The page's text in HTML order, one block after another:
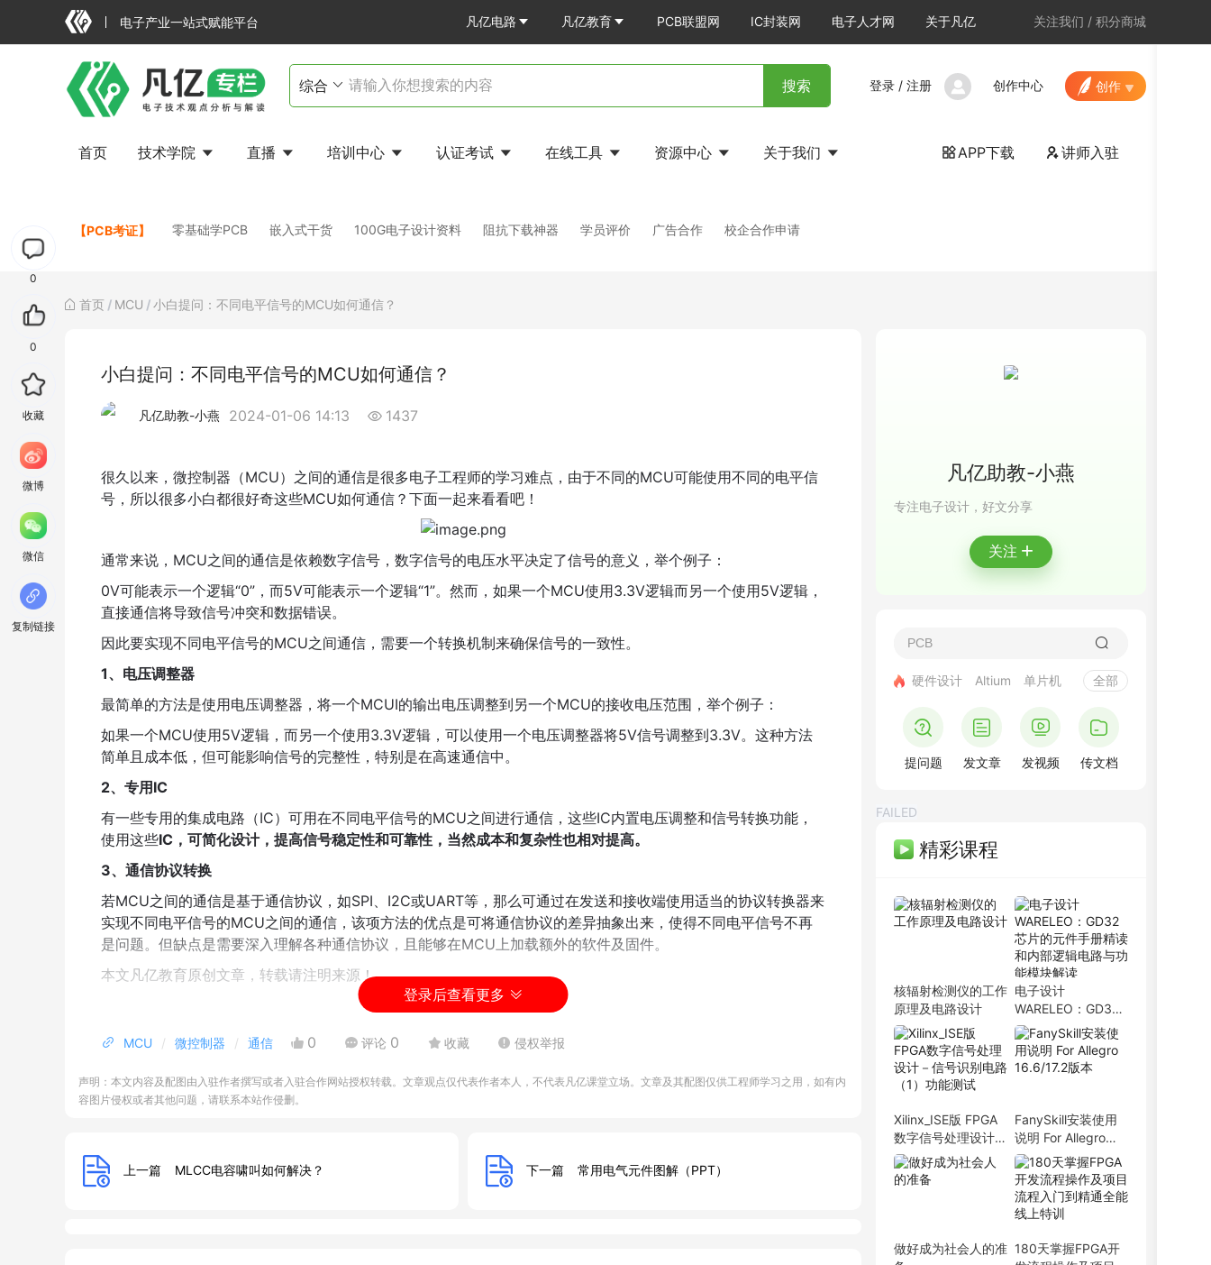
0
0
收藏
微博
微信
复制链接
电子产业一站式赋能平台 凡亿电路 凡亿教育 PCB联盟网 IC封装网 电子人才网 关于凡亿 关注我们 / 积分商城
搜索 登录 / 注册 创作中心 创作
首页 技术学院 直播 培训中心 认证考试 在线工具 资源中心 关于我们 APP下载 讲师入驻
【PCB考证】 零基础学PCB 嵌入式干货 100G电子设计资料 阻抗下载神器 学员评价 广告合作 校企合作申请
首页 / MCU /小白提问：不同电平信号的MCU如何通信？
小白提问：不同电平信号的MCU如何通信？
凡亿助教-小燕 2024-01-06 14:13 1437
很久以来，微控制器（MCU）之间的通信是很多电子工程师的学习难点，由于不同的MCU可能使用不同的电平信
号，所以很多小白都很好奇这些MCU如何通信？下面一起来看看吧！
通常来说，MCU之间的通信是依赖数字信号，数字信号的电压水平决定了信号的意义，举个例子：
0V可能表示一个逻辑“0”，而5V可能表示一个逻辑“1”。然而，如果一个MCU使用3.3V逻辑而另一个使用5V逻辑，
直接通信将导致信号冲突和数据错误。
因此要实现不同电平信号的MCU之间通信，需要一个转换机制来确保信号的一致性。
1、电压调整器
最简单的方法是使用电压调整器，将一个MCUI的输出电压调整到另一个MCU的接收电压范围，举个例子：
如果一个MCU使用5V逻辑，而另一个使用3.3V逻辑，可以使用一个电压调整器将5V信号调整到3.3V。这种方法
简单且成本低，但可能影响信号的完整性，特别是在高速通信中。
2、专用IC
有一些专用的集成电路（IC）可用在不同电平信号的MCU之间进行通信，这些IC内置电压调整和信号转换功能，
使用这些IC，可简化设计，提高信号稳定性和可靠性，当然成本和复杂性也相对提高。
3、通信协议转换
若MCU之间的通信是基于通信协议，如SPI、I2C或UART等，那么可通过在发送和接收端使用适当的协议转换器来
实现不同电平信号的MCU之间的通信，该项方法的优点是可将通信协议的差异抽象出来，使得不同电平信号不再
是问题。但缺点是需要深入理解各种通信协议，且能够在MCU上加载额外的软件及固件。
本文凡亿教育原创文章，转载请注明来源！
登录后查看更多
MCU 微控制器 通信 0 评论 0 收藏 侵权举报
声明：本文内容及配图由入驻作者撰写或者入驻合作网站授权转载。文章观点仅代表作者本人，不代表凡亿课堂立场。文章及其配图仅供工程师学习之用，如有内
容图片侵权或者其他问题，请联系本站作侵删。
上一篇 MLCC电容啸叫如何解决？ 下一篇 常用电气元件图解（PPT）
凡亿助教-小燕
专注电子设计，好文分享
关注 +
硬件设计 Altium 单片机 全部
提问题 发文章 发视频 传文档
FAILED
精彩课程
核辐射检测仪的工作
原理及电路设计
电子设计
WARELEO：GD32
芯片的元件手册精读
和内部逻辑电路与功
能模块解读
Xilinx_ISE版 FPGA
数字信号处理设计－
信号识别电路（1）
功能测试
FanySkill安装使用
说明 For Allegro
16.6/17.2版本
做好成为社会人的准 180天掌握FPGA开
即将报满
单片机开发班
剩余3天
预约占座
ITOS特训班
剩余3天
即将报满
信号仿真特训营
剩余3天
预约占座
剩余3天
即将报满
剩余3天
PCB线下班
剩余3天
即将报满